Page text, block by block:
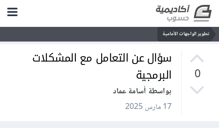
تطوير الواجهات الأمامية
0
سؤال عن التعامل مع المشكلات
البرمجية
بواسطة أسامة عماد
17 مارس 2025